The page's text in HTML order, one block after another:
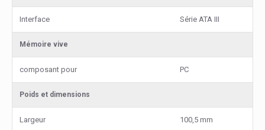
Interface Série ATA III
Mémoire vive
composant pour PC
Poids et dimensions
Largeur 100,5 mm